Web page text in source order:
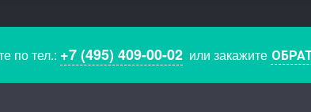
по тел.: +7 (495) 409-00-02или закажите